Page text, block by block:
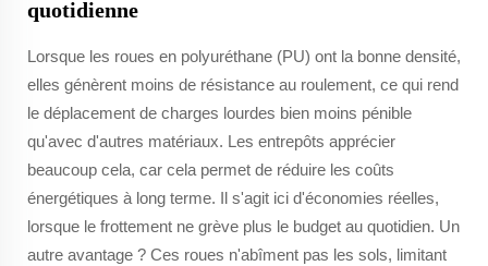
quotidienne
Lorsque les roues en polyuréthane (PU) ont la bonne densité,
elles génèrent moins de résistance au roulement, ce qui rend
le déplacement de charges lourdes bien moins pénible
qu'avec d'autres matériaux. Les entrepôts apprécier
beaucoup cela, car cela permet de réduire les coûts
énergétiques à long terme. Il s'agit ici d'économies réelles,
lorsque le frottement ne grève plus le budget au quotidien. Un
autre avantage ? Ces roues n'abîment pas les sols, limitant